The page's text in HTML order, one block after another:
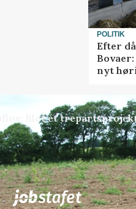
POLITIK
Efter
nyt
Blot ét
80ledige